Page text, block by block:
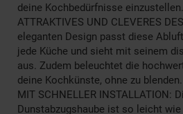
deine Kochbedürfnisse einzustellen.
ATTRAKTIVES UND CLEVERES
eleganten Design passt diese
jede Küche und sieht mit seinem
aus. Zudem beleuchtet die
deine Kochkünste, ohne zu blenden.
MIT SCHNELLER INSTALLATION:
Dunstabzugshaube ist so leicht